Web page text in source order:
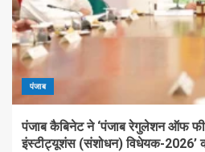
पंजाब
पंजाब कैबिनेट ने ‘पंजाब रेगुलेशन
इंस्टीट्यूशंस (संशोधन) विधेयक-2026’